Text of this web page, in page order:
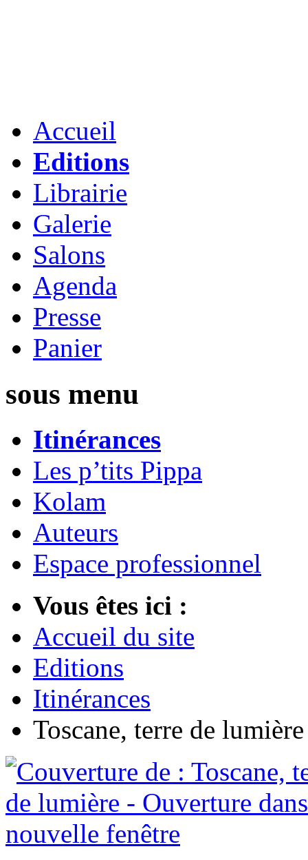
Accueil
Editions
Librairie
Galerie
Salons
Agenda
Presse
Panier
sous menu
Itinérances
Les p’tits Pippa
Kolam
Auteurs
Espace professionnel
Vous êtes ici :
Accueil du site
Editions
Itinérances
Toscane, terre de lumière